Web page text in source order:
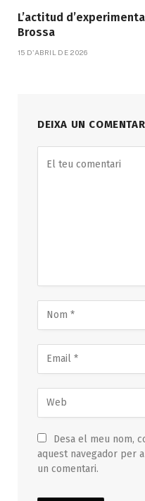
L’actitud
Brossa
15 D'ABRIL DE 2026
DEIXA UN
Desa el meu nom,
aquest navegador per
un comentari.